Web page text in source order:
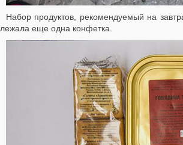
Набор продуктов, рекомендуемый на
лежала еще одна конфетка.